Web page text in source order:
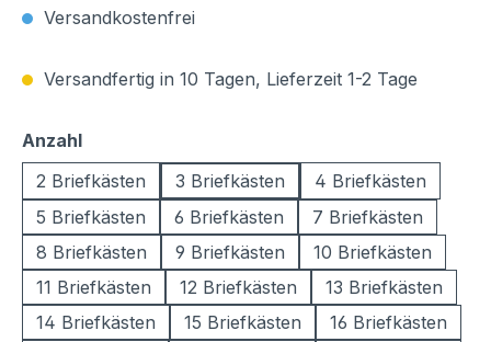
Versandkostenfrei
Versandfertig in 10 Tagen, Lieferzeit 1-2 Tage
Anzahlauswählen
2 Briefkästen
3 Briefkästen
4 Briefkästen
5 Briefkästen
6 Briefkästen
7 Briefkästen
8 Briefkästen
9 Briefkästen
10 Briefkästen
11 Briefkästen
12 Briefkästen
13 Briefkästen
14 Briefkästen
15 Briefkästen
16 Briefkästen